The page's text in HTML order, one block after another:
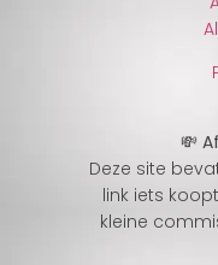
💸
Deze site
link iets
kleine